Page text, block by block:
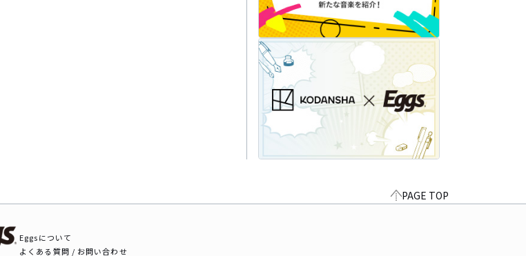
PAGE TOP
Eggsについて
よくある質問 / お問い合わせ